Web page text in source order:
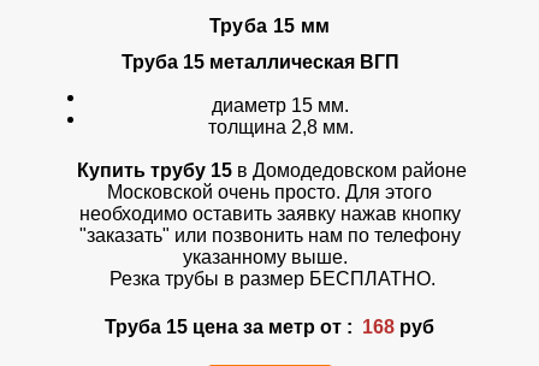
Труба 15 мм
Труба 15 металлическая ВГП
диаметр 15 мм.
толщина 2,8 мм.
Купить трубу 15 в Домодедовском районе
Московской очень просто. Для этого
необходимо оставить заявку нажав кнопку
"заказать" или позвонить нам по телефону
указанному выше.
Резка трубы в размер БЕСПЛАТНО.
Труба 15 цена за метр от : 168 руб